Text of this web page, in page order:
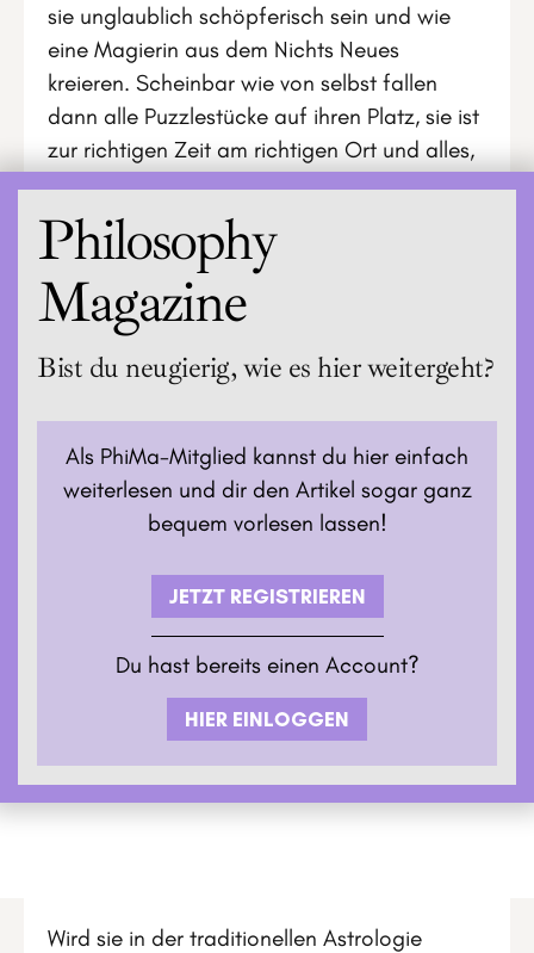
sie unglaublich schöpferisch sein und wie
eine Magierin aus dem Nichts Neues
kreieren. Scheinbar wie von selbst fallen
dann alle Puzzlestücke auf ihren Platz, sie ist
zur richtigen Zeit am richtigen Ort und alles,
Philosophy
Magazine
Bist du neugierig, wie es hier weitergeht?
Als PhiMa-Mitglied kannst du hier einfach
weiterlesen und dir den Artikel sogar ganz
bequem vorlesen lassen!
JETZT REGISTRIEREN
Du hast bereits einen Account?
HIER EINLOGGEN
Wird sie in der traditionellen Astrologie